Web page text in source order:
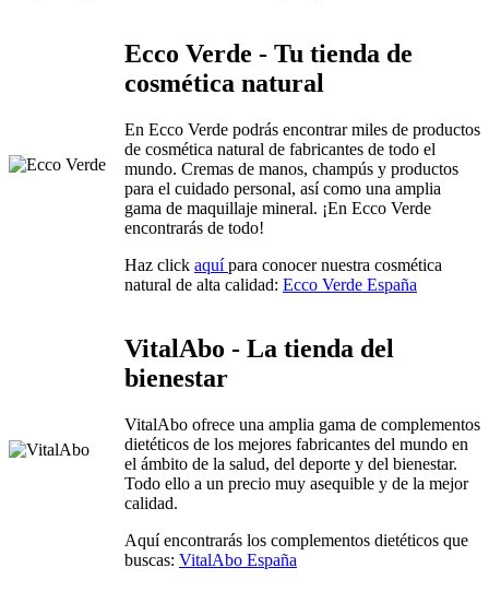
Ecco Verde - Tu tienda de
cosmética natural
En Ecco Verde podrás encontrar miles de productos
de cosmética natural de fabricantes de todo el
mundo. Cremas de manos, champús y productos
para el cuidado personal, así como una amplia
gama de maquillaje mineral. ¡En Ecco Verde
encontrarás de todo!
Haz click aquípara conocer nuestra cosmética
natural de alta calidad: Ecco Verde España
VitalAbo - La tienda del
bienestar
VitalAbo ofrece una amplia gama de complementos
dietéticos de los mejores fabricantes del mundo en
el ámbito de la salud, del deporte y del bienestar.
Todo ello a un precio muy asequible y de la mejor
calidad.
Aquí encontrarás los complementos dietéticos que
buscas: VitalAbo España